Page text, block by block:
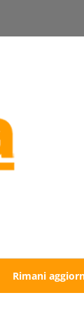
Rimani